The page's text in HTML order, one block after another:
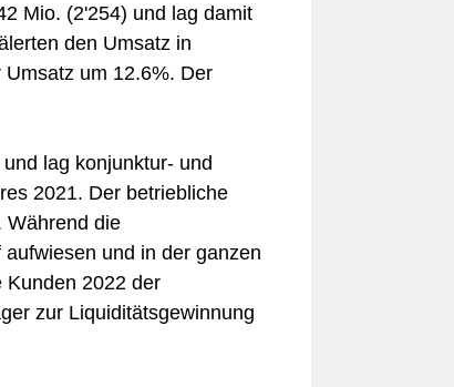
Mio. (2'254) und lag damit
den Umsatz in
um 12.6%. Der
lag konjunktur- und
2021. Der betriebliche
Während die
und in der ganzen
Kunden 2022 der
zur Liquiditätsgewinnung